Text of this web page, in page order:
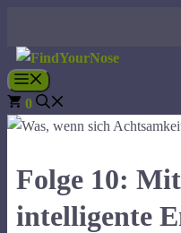
springen
Menü
0
Folge 10:
intelligente